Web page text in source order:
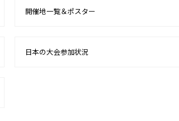
開催地一覧＆ポスター
日本の大会参加状況